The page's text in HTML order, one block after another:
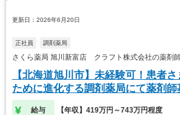
更新日：2026年6月20日
正社員 調剤薬局
さくら薬局 旭川新富店 クラフト株式会社の薬剤
【北海道旭川市】未経験可！患者
ために進化する調剤薬局にて薬剤師
給与 【年収】419万円～743万円程度